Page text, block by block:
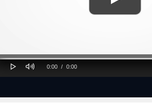
Play Mute
Current
0:00 /
Duration
0:00